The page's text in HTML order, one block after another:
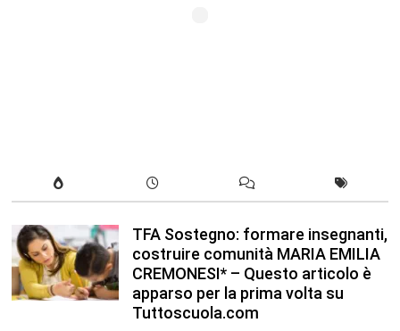
TFA Sostegno: formare insegnanti,
costruire comunità MARIA EMILIA
CREMONESI* – Questo articolo è
apparso per la prima volta su
Tuttoscuola.com